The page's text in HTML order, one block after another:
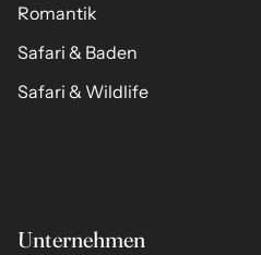
Romantik
Safari & Baden
Safari & Wildlife
Unternehmen